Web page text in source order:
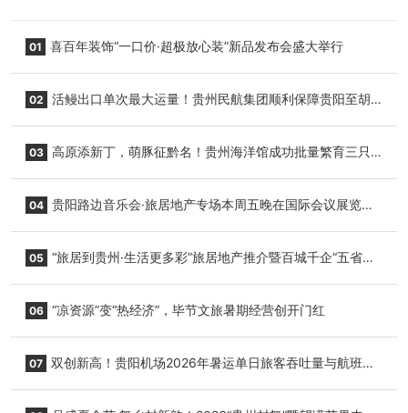
01 喜百年装饰“一口价·超极放心装”新品发布会盛大举行
02 活鳗出口单次最大运量！贵州民航集团顺利保障贵阳至胡
03 高原添新丁，萌豚征黔名！贵州海洋馆成功批量繁育三只
04 贵阳路边音乐会·旅居地产专场本周五晚在国际会议展览中
05 “旅居到贵州·生活更多彩”旅居地产推介暨百城千企“五省
06 “凉资源”变“热经济”，毕节文旅暑期经营创开门红
07 双创新高！贵阳机场2026年暑运单日旅客吞吐量与航班起